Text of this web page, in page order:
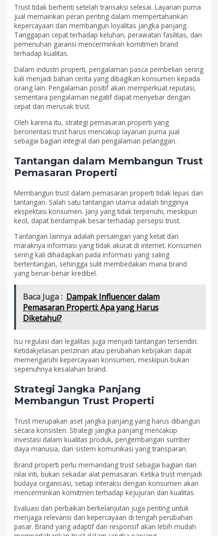
Trust tidak berhenti setelah transaksi selesai. Layanan purna
jual memainkan peran penting dalam mempertahankan
kepercayaan dan membangun loyalitas jangka panjang.
Tanggapan cepat terhadap keluhan, perawatan fasilitas, dan
pemenuhan garansi mencerminkan komitmen brand
terhadap kualitas.
Dalam industri properti, pengalaman pasca pembelian sering
kali menjadi bahan cerita yang dibagikan konsumen kepada
orang lain. Pengalaman positif akan memperkuat reputasi,
sementara pengalaman negatif dapat menyebar dengan
cepat dan merusak trust.
Oleh karena itu, strategi pemasaran properti yang
berorientasi trust harus mencakup layanan purna jual
sebagai bagian integral dari pengalaman pelanggan.
Tantangan dalam Membangun Trust
Pemasaran Properti
Membangun trust dalam pemasaran properti tidak lepas dari
tantangan. Salah satu tantangan utama adalah tingginya
ekspektasi konsumen. Janji yang tidak terpenuhi, meskipun
kecil, dapat berdampak besar terhadap persepsi trust.
Tantangan lainnya adalah persaingan yang ketat dan
maraknya informasi yang tidak akurat di internet. Konsumen
sering kali dihadapkan pada informasi yang saling
bertentangan, sehingga sulit membedakan mana brand
yang benar-benar kredibel.
Baca Juga : Dampak Influencer dalam
Pemasaran Properti: Apa yang Harus
Diketahui?
Isu regulasi dan legalitas juga menjadi tantangan tersendiri.
Ketidakjelasan perizinan atau perubahan kebijakan dapat
memengaruhi kepercayaan konsumen, meskipun bukan
sepenuhnya kesalahan brand.
Strategi Jangka Panjang
Membangun Trust Properti
Trust merupakan aset jangka panjang yang harus dibangun
secara konsisten. Strategi jangka panjang mencakup
investasi dalam kualitas produk, pengembangan sumber
daya manusia, dan sistem komunikasi yang transparan.
Brand properti perlu memandang trust sebagai bagian dari
nilai inti, bukan sekadar alat pemasaran. Ketika trust menjadi
budaya organisasi, setiap interaksi dengan konsumen akan
mencerminkan komitmen terhadap kejujuran dan kualitas.
Evaluasi dan perbaikan berkelanjutan juga penting untuk
menjaga relevansi dan kepercayaan di tengah perubahan
pasar. Brand yang adaptif dan responsif akan lebih mudah